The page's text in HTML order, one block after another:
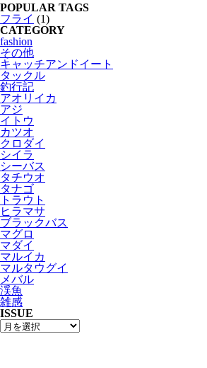
POPULAR TAGS
フライ (1)
CATEGORY
fashion
その他
キャッチアンドイート
タックル
釣行記
アオリイカ
アジ
イトウ
カツオ
クロダイ
シイラ
シーバス
タチウオ
タナゴ
トラウト
ヒラマサ
ブラックバス
マグロ
マダイ
マルイカ
マルタウグイ
メバル
渓魚
雑感
ISSUE